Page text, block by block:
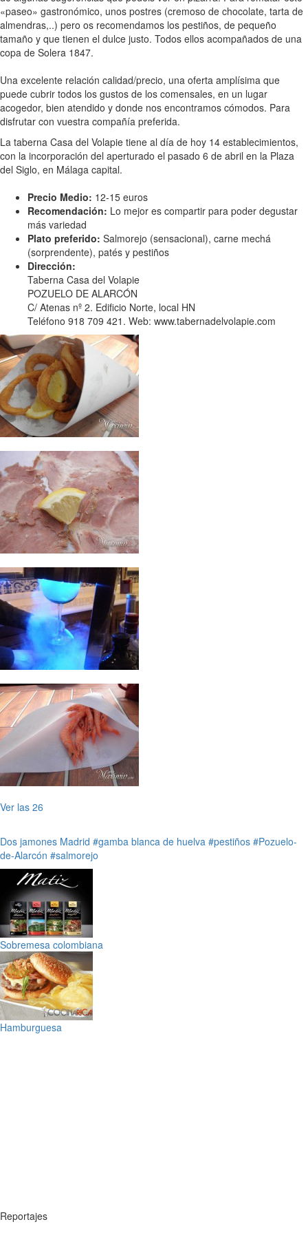
«paseo» gastronómico, unos postres (cremoso de chocolate, tarta de
almendras,..) pero os recomendamos los pestiños, de pequeño
tamaño y que tienen el dulce justo. Todos ellos acompañados de una
copa de Solera 1847.
Una excelente relación calidad/precio, una oferta amplísima que
puede cubrir todos los gustos de los comensales, en un lugar
acogedor, bien atendido y donde nos encontramos cómodos. Para
disfrutar con vuestra compañía preferida.
La taberna Casa del Volapie tiene al día de hoy 14 establecimientos,
con la incorporación del aperturado el pasado 6 de abril en la Plaza
del Siglo, en Málaga capital.
Precio Medio: 12-15 euros
Recomendación: Lo mejor es compartir para poder degustar
más variedad
Plato preferido: Salmorejo (sensacional), carne mechá
(sorprendente), patés y pestiños
Dirección:
Taberna Casa del Volapie
POZUELO DE ALARCÓN
C/ Atenas nº 2. Edificio Norte, local HN
Teléfono 918 709 421. Web: www.tabernadelvolapie.com
Ver las 26
Dos jamones Madrid #gamba blanca de huelva #pestiños #Pozuelo-
de-Alarcón #salmorejo
Sobremesa colombiana
Hamburguesa
Reportajes